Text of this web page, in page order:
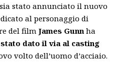
stato annunciato il nuovo
al personaggio di
del film James Gunn ha
dato il via al casting
volto dell’uomo d’acciaio.